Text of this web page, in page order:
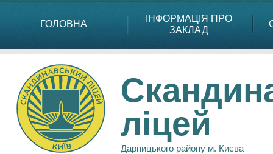
ГОЛОВНА
ІНФОРМАЦІЯ ПРО
ЗАКЛАД
ліцей
Дарницького району м. Києва